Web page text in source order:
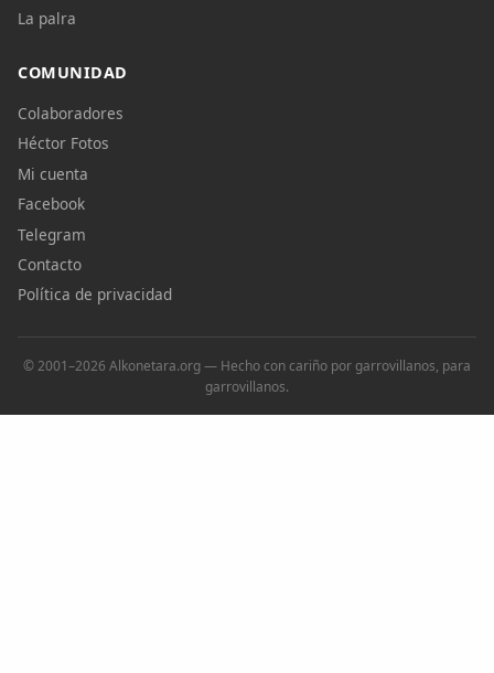
La palra
COMUNIDAD
Colaboradores
Héctor Fotos
Mi cuenta
Facebook
Telegram
Contacto
Política de privacidad
© 2001–2026 Alkonetara.org — Hecho con cariño por garrovillanos, para
garrovillanos.